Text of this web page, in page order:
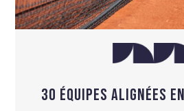
30 équipes alignées